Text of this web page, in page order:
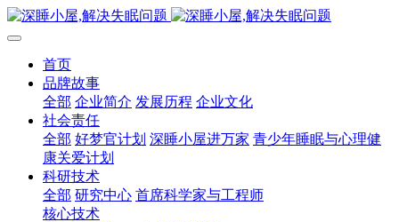
首页
品牌故事
全部 企业简介 发展历程 企业文化
社会责任
全部 好梦官计划 深睡小屋进万家 青少年睡眠与心理健
康关爱计划
科研技术
全部 研究中心 首席科学家与工程师
核心技术